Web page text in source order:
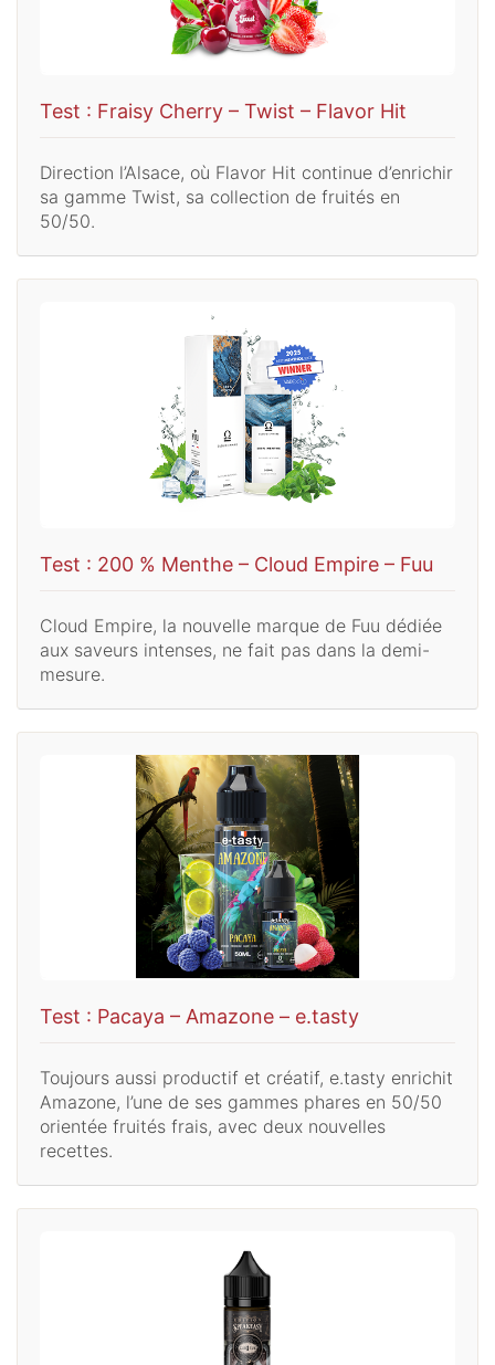
Test : Fraisy Cherry – Twist – Flavor Hit
Direction l’Alsace, où Flavor Hit continue d’enrichir
sa gamme Twist, sa collection de fruités en
50/50.
Test : 200 % Menthe – Cloud Empire – Fuu
Cloud Empire, la nouvelle marque de Fuu dédiée
aux saveurs intenses, ne fait pas dans la demi-
mesure.
Test : Pacaya – Amazone – e.tasty
Toujours aussi productif et créatif, e.tasty enrichit
Amazone, l’une de ses gammes phares en 50/50
orientée fruités frais, avec deux nouvelles
recettes.